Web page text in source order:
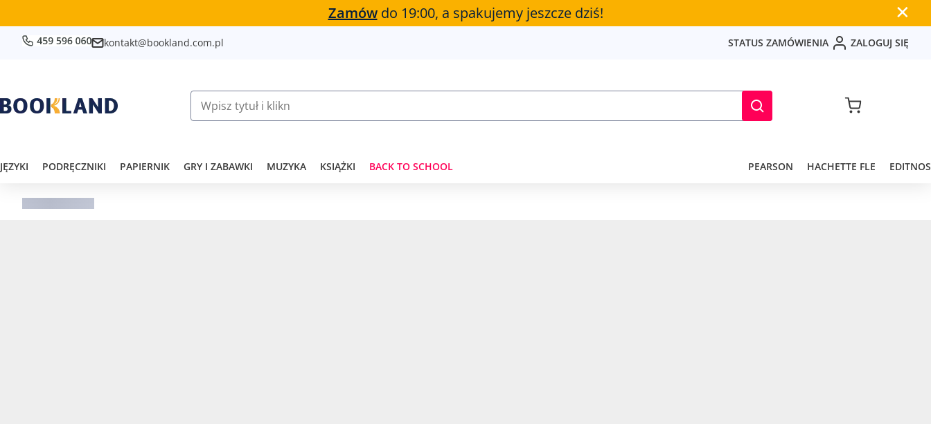
Zamówdo 19:00, a spakujemy jeszcze dziś! ✕
kontakt@bookland.com.pl STATUS ZAMÓWIENIA ZALOGUJ SIĘ
JĘZYKI PODRĘCZNIKI PAPIERNIK GRY I ZABAWKI MUZYKA KSIĄŻKI BACK TO SCHOOL PEARSON HACHETTE FLE EDITNOS